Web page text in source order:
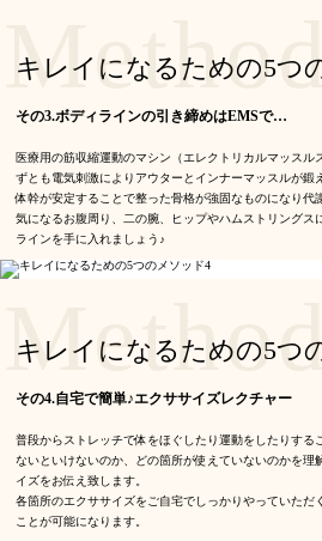
キレイになるための5つ
その3.ボディラインの引き締めはEMSで…
医療用の筋収縮運動のマシン（エレクトリカルマッスル
ずとも電気刺激によりアウターとインナーマッスルが鍛
体幹が安定することで整った骨格が強固なものになり代
気になるお腹周り、二の腕、ヒップやハムストリングス
ラインを手に入れましょう♪
キレイになるための5つ
その4.自宅で簡単♪エクササイズレクチャー
普段からストレッチで体をほぐしたり運動をしたりする
ないといけないのか、どの箇所が使えていないのかを理
イズをお伝え致します。
各箇所のエクササイズをご自宅でしっかりやっていただ
ことが可能になります。